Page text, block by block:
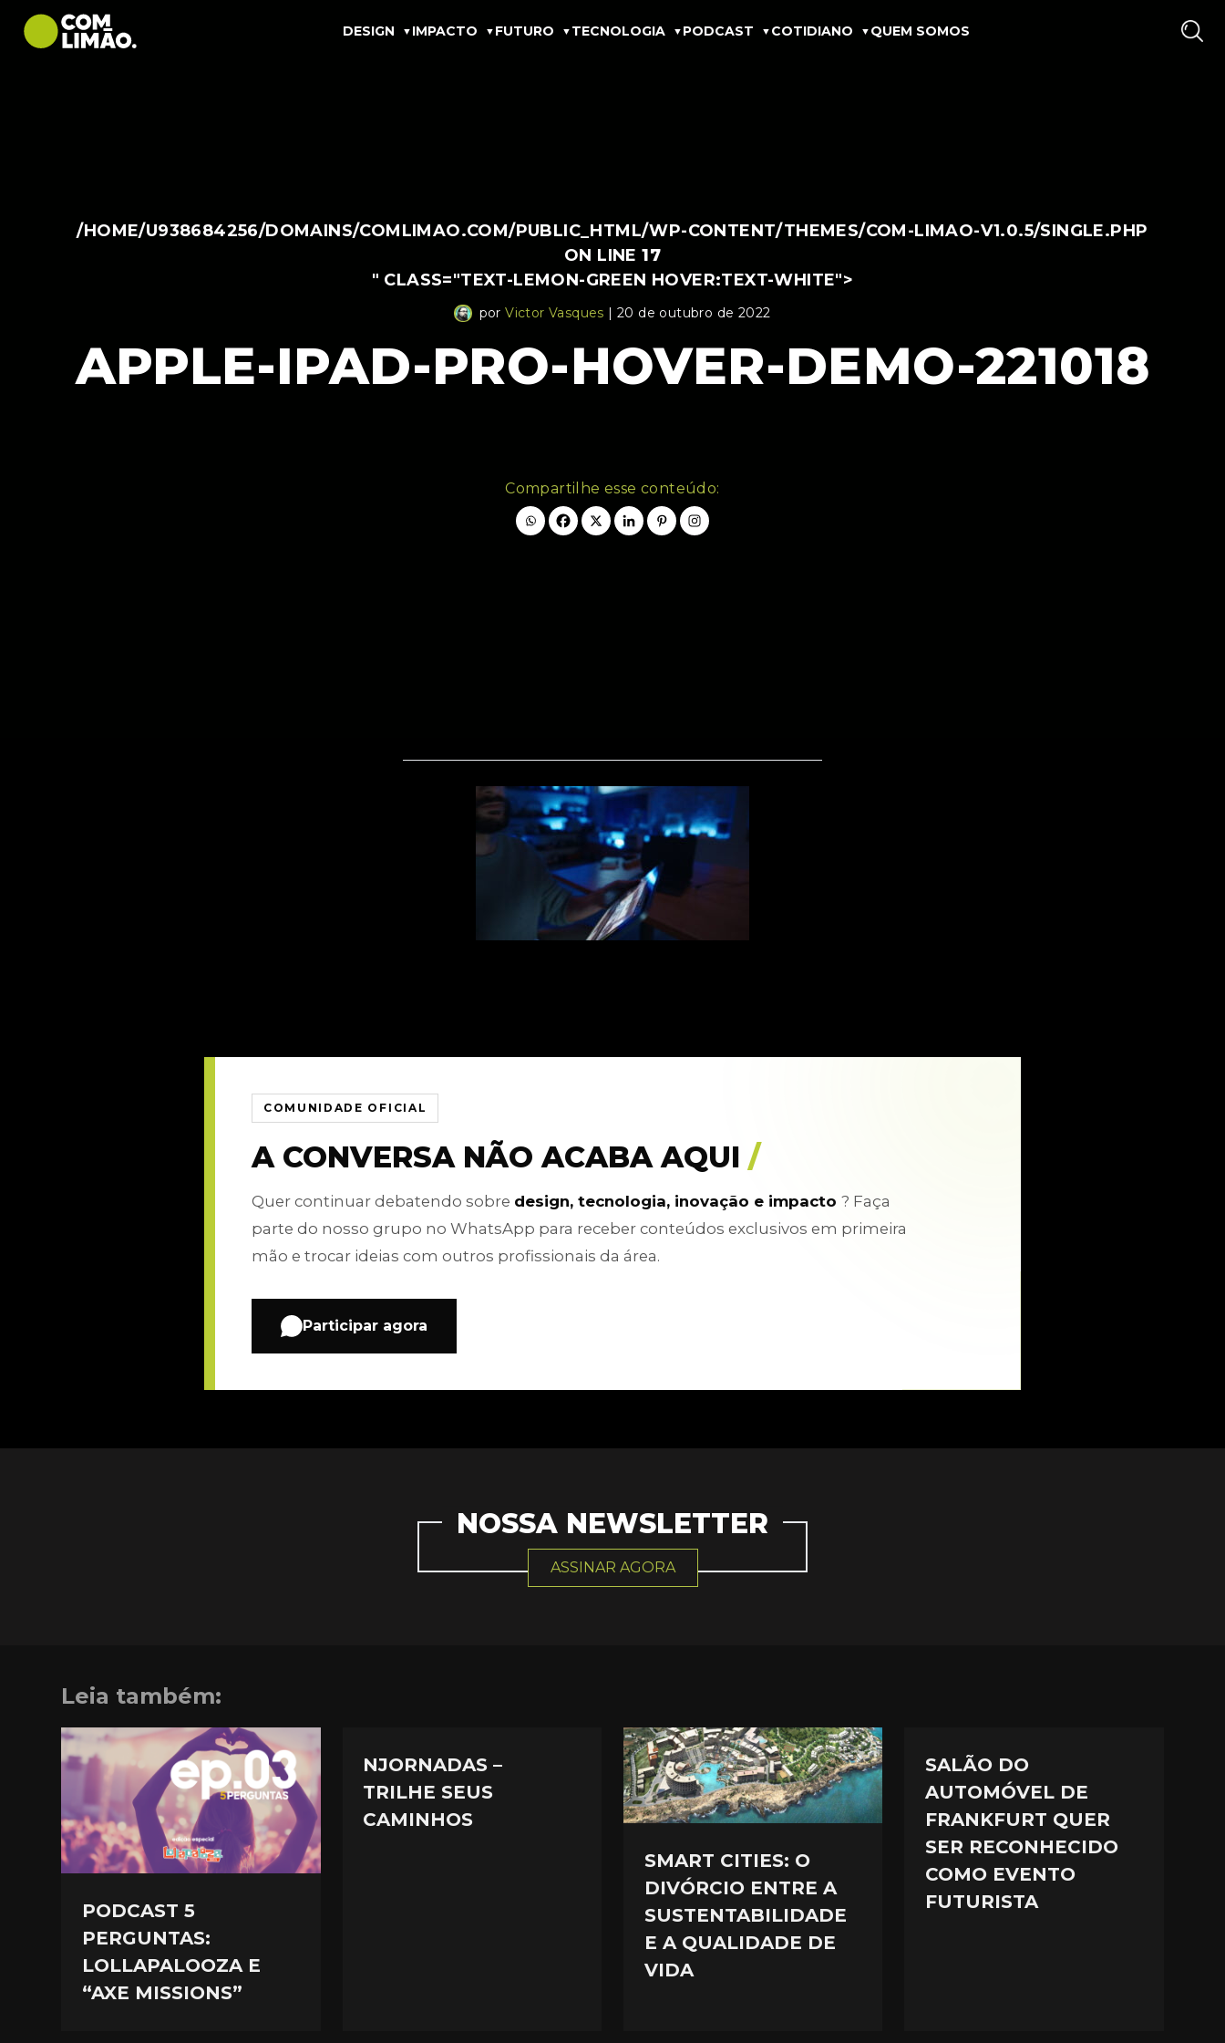
DESIGN IMPACTO FUTURO TECNOLOGIA PODCAST COTIDIANO QUEM SOMOS
/HOME/U938684256/DOMAINS/COMLIMAO.COM/PUBLIC_HTML/WP-CONTENT/THEMES/COM-LIMAO-V1.0.5/SINGLE.PHP
ON LINE17
" CLASS="TEXT-LEMON-GREEN HOVER:TEXT-WHITE">
porVictor Vasques | 20 de outubro de 2022
APPLE-IPAD-PRO-HOVER-DEMO-221018
Compartilhe esse conteúdo:
COMUNIDADE OFICIAL
A CONVERSA NÃO ACABA AQUI /
Quer continuar debatendo sobre design, tecnologia, inovação e impacto ? Faça
parte do nosso grupo no WhatsApp para receber conteúdos exclusivos em primeira
mão e trocar ideias com outros profissionais da área.
Participar agora
NOSSA NEWSLETTER
ASSINAR AGORA
Leia também:
PODCAST 5
PERGUNTAS:
LOLLAPALOOZA E
“AXE MISSIONS”
NJORNADAS –
TRILHE SEUS
CAMINHOS
SMART CITIES: O
DIVÓRCIO ENTRE A
SUSTENTABILIDADE
E A QUALIDADE DE
VIDA
SALÃO DO
AUTOMÓVEL DE
FRANKFURT QUER
SER RECONHECIDO
COMO EVENTO
FUTURISTA